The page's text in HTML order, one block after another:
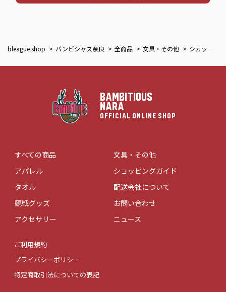
bleague shop バンビシャス奈良 全商品 文具・その他 シカッチェ実写ステッカー
BAMBITIOUS
NARA
OFFICIAL ONLINE SHOP
すべての商品
アパレル
タオル
観戦グッズ
アクセサリー
文具・その他
ショッピングガイド
配送会社について
お問い合わせ
ニュース
ご利用規約
プライバシーポリシー
特定商取引法についての表記